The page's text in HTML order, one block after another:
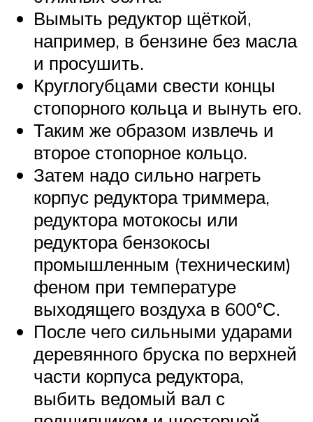
Вымыть редуктор щёткой,
например, в бензине без масла
и просушить.
Круглогубцами свести концы
стопорного кольца и вынуть его.
Таким же образом извлечь и
второе стопорное кольцо.
Затем надо сильно нагреть
корпус редуктора триммера,
редуктора мотокосы или
редуктора бензокосы
промышленным (техническим)
феном при температуре
выходящего воздуха в 600°С.
После чего сильными ударами
деревянного бруска по верхней
части корпуса редуктора,
выбить ведомый вал с